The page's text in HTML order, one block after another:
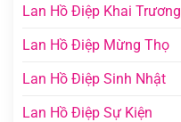
Lan Hồ Điệp Khai Trương
Lan Hồ Điệp Mừng Thọ
Lan Hồ Điệp Sinh Nhật
Lan Hồ Điệp Sự Kiện